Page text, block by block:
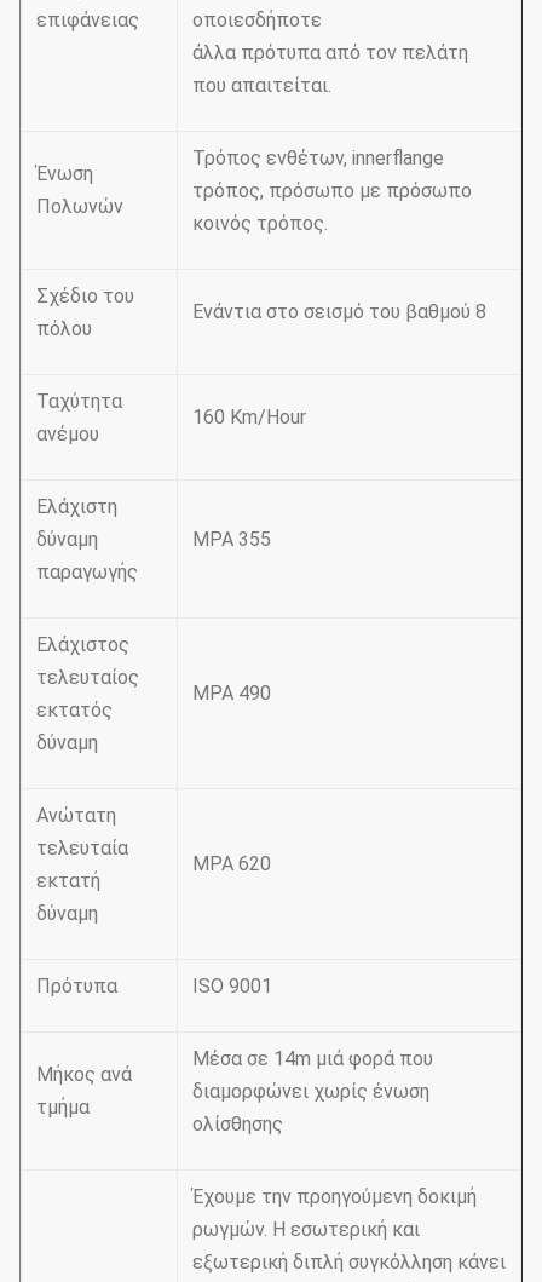
επιφάνειας
οποιεσδήποτε
άλλα πρότυπα από τον πελάτη
που απαιτείται.
Ένωση
Πολωνών
Τρόπος ενθέτων, innerflange
τρόπος, πρόσωπο με πρόσωπο
κοινός τρόπος.
Σχέδιο του
πόλου
Ενάντια στο σεισμό του βαθμού 8
Ταχύτητα
ανέμου
160 Km/Hour
Ελάχιστη
δύναμη
παραγωγής
MPA 355
Ελάχιστος
τελευταίος
εκτατός
δύναμη
MPA 490
Ανώτατη
τελευταία
εκτατή
δύναμη
MPA 620
Πρότυπα ISO 9001
Μήκος ανά
τμήμα
Μέσα σε 14m μιά φορά που
διαμορφώνει χωρίς ένωση
ολίσθησης
Έχουμε την προηγούμενη δοκιμή
ρωγμών. Η εσωτερική και
εξωτερική διπλή συγκόλληση κάνει